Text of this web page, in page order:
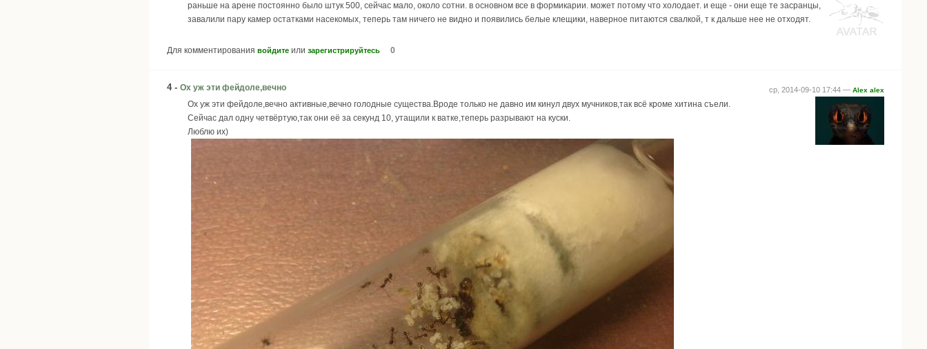
раньше на арене постоянно было штук 500, сейчас мало, около сотни. в основном все в формикарии. может потому что холодает. и еще - они еще те засранцы,
завалили пару камер остатками насекомых, теперь там ничего не видно и появились белые клещики, наверное питаются свалкой, т к дальше нее не отходят.
Для комментирования войдите или зарегистрируйтесь 0
ср, 2014-09-10 17:44 — Alex alex
4 - Ох уж эти фейдоле,вечно
Ох уж эти фейдоле,вечно активные,вечно голодные существа.Вроде только не давно им кинул двух мучников,так всё кроме хитина съели.
Сейчас дал одну четвёртую,так они её за секунд 10, утащили к ватке,теперь разрывают на куски.
Люблю их)